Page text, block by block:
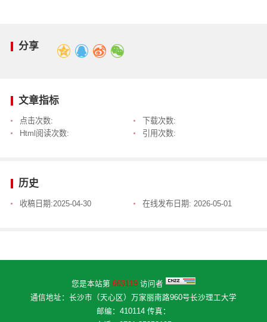
分享
文章指标
点击次数:
下载次数:
Html阅读次数:
引用次数:
历史
收稿日期:2025-04-30 在线发布日期: 2026-05-01
您是本站第 663119 访问者
通信地址：长沙市（天心区）万家丽南路960号长沙理工大学
邮编：410114 传真：